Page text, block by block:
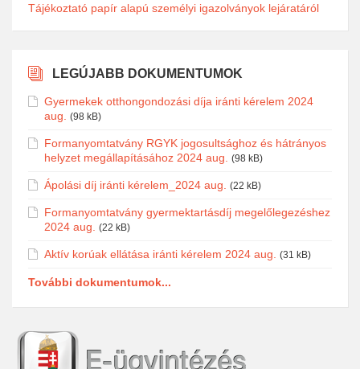
Tájékoztató papír alapú személyi igazolványok lejáratáról
LEGÚJABB DOKUMENTUMOK
Gyermekek otthongondozási díja iránti kérelem 2024
aug.
(98 kB)
Formanyomtatvány RGYK jogosultsághoz és hátrányos
helyzet megállapításához 2024 aug.
(98 kB)
Ápolási díj iránti kérelem_2024 aug. (22 kB)
Formanyomtatvány gyermektartásdíj megelőlegezéshez
2024 aug.
(22 kB)
Aktív korúak ellátása iránti kérelem 2024 aug. (31 kB)
További dokumentumok...